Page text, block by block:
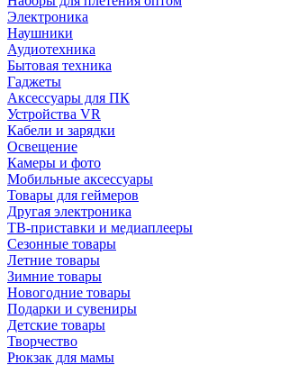
Электроника
Наушники
Аудиотехника
Бытовая техника
Гаджеты
Аксессуары для ПК
Устройства VR
Кабели и зарядки
Освещение
Камеры и фото
Мобильные аксессуары
Товары для геймеров
Другая электроника
ТВ-приставки и медиаплееры
Сезонные товары
Летние товары
Зимние товары
Новогодние товары
Подарки и сувениры
Детские товары
Творчество
Рюкзак для мамы